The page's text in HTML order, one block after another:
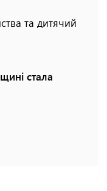
та дитячий
стала